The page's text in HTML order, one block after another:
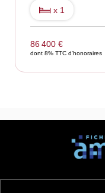
x 1
86 400 €
dont 8% TTC d'honoraires